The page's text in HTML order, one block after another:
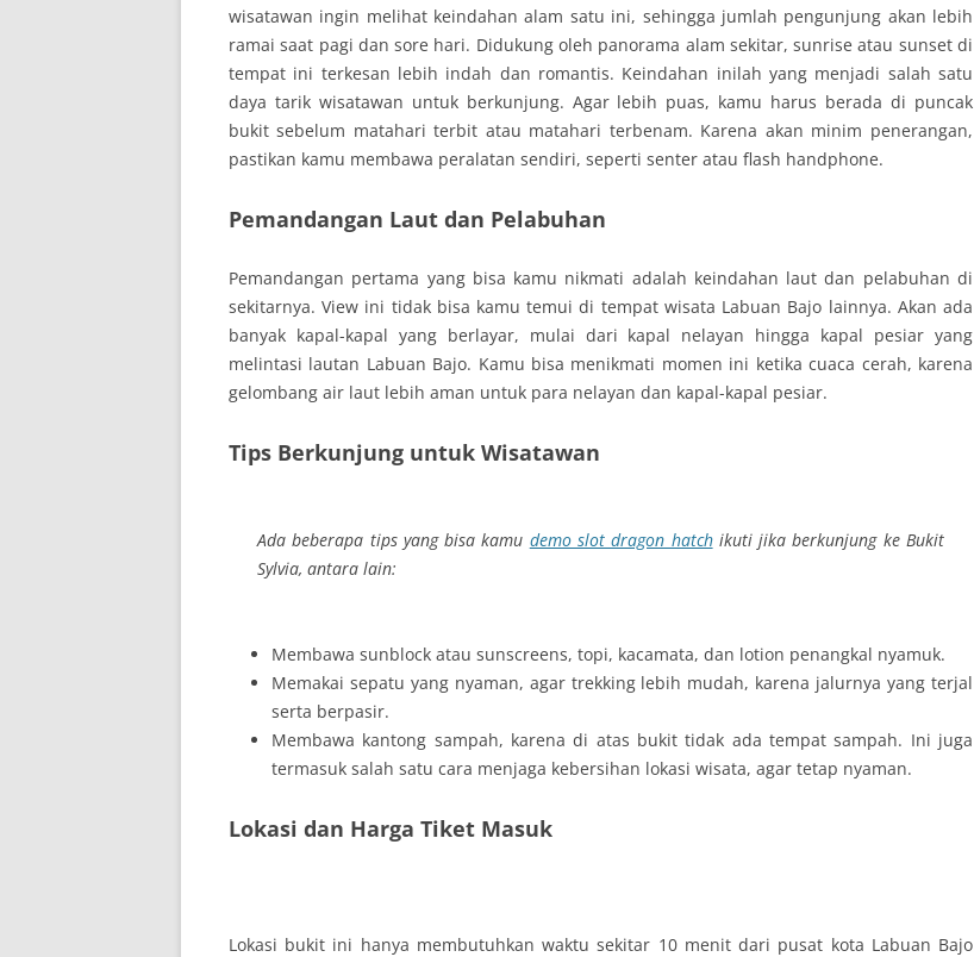
wisatawan ingin melihat keindahan alam satu ini, sehingga jumlah pengunjung akan lebih
ramai saat pagi dan sore hari. Didukung oleh panorama alam sekitar,sunrise atau sunsetdi
tempat ini terkesan lebih indah dan romantis. Keindahan inilah yang menjadi salah satu
daya tarik wisatawan untuk berkunjung. Agar lebih puas, kamu harus berada di puncak
bukit sebelum matahari terbit atau matahari terbenam. Karena akan minim penerangan,
pastikan kamu membawa peralatan sendiri, seperti senter atau flash handphone.
Pemandangan Laut dan Pelabuhan
Pemandangan pertama yang bisa kamu nikmati adalah keindahan laut dan pelabuhan di
sekitarnya. View ini tidak bisa kamu temui di tempat wisata Labuan Bajo lainnya. Akan ada
banyak kapal-kapal yang berlayar, mulai dari kapal nelayan hingga kapal pesiar yang
melintasi lautan Labuan Bajo. Kamu bisa menikmati momen ini ketika cuaca cerah, karena
gelombang air laut lebih aman untuk para nelayan dan kapal-kapal pesiar.
Tips Berkunjung untuk Wisatawan
Ada beberapa tips yang bisa kamu demo slot dragon hatchikuti jika berkunjung ke Bukit
Sylvia, antara lain:
Membawa sunblock atau sunscreens, topi, kacamata, dan lotion penangkal nyamuk.
Memakai sepatu yang nyaman, agar trekking lebih mudah, karena jalurnya yang terjal
serta berpasir.
Membawa kantong sampah, karena di atas bukit tidak ada tempat sampah. Ini juga
termasuk salah satu cara menjaga kebersihan lokasi wisata, agar tetap nyaman.
Lokasi dan Harga Tiket Masuk
Lokasi bukit ini hanya membutuhkan waktu sekitar 10 menit dari pusat kota Labuan Bajo